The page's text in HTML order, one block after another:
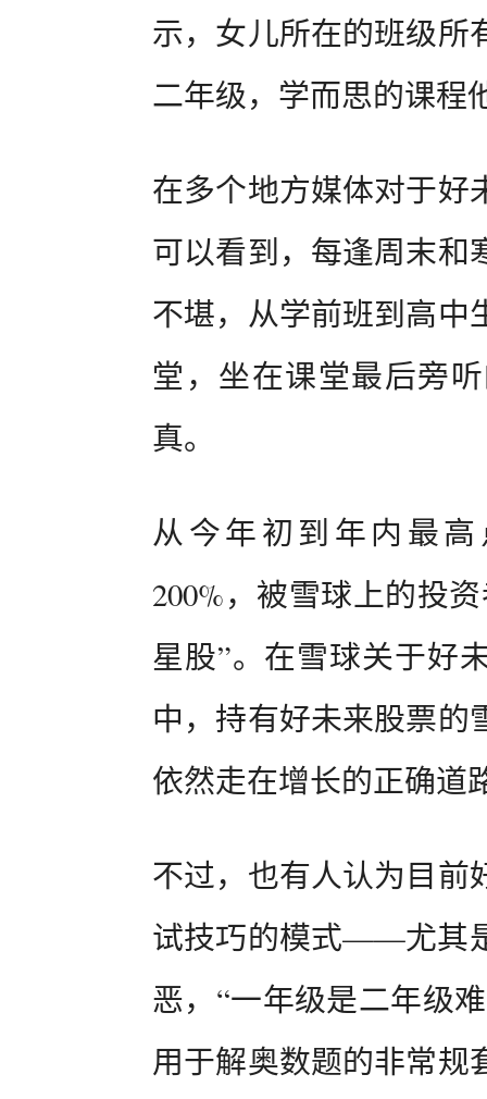
示，女儿所在的班级所
二年级，学而思的课程
在多个地方媒体对于好
可以看到，每逢周末和
不堪，从学前班到高中
堂，坐在课堂最后旁
真。
从今年初到年内最
200%，被雪球上的投
星股”。在雪球关于好
中，持有好未来股票的
依然走在增长的正确道
不过，也有人认为目前
试技巧的模式——尤其
恶，“一年级是二年级
用于解奥数题的非常规